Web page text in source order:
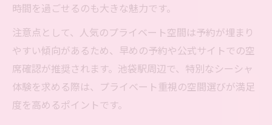
時間を過ごせるのも大きな魅力です。
注意点として、人気のプライベート空間は予約が埋まり
やすい傾向があるため、早めの予約や公式サイトでの空
席確認が推奨されます。池袋駅周辺で、特別なシーシャ
体験を求める際は、プライベート重視の空間選びが満足
度を高めるポイントです。